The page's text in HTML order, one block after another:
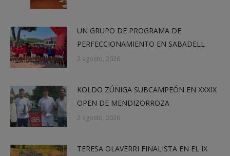
UN GRUPO DE PROGRAMA DE
PERFECCIONAMIENTO EN SABADELL
2 agosto, 2026
KOLDO ZÚÑIGA SUBCAMPEÓN EN XXXIX
OPEN DE MENDIZORROZA
2 agosto, 2026
TERESA OLAVERRI FINALISTA EN EL IX